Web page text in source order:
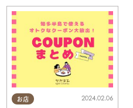
お店 2024.02.06